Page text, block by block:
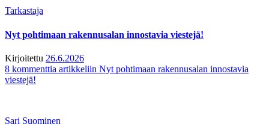
Tarkastaja
Nyt pohtimaan rakennusalan innostavia viestejä!
Kirjoitettu 26.6.2026
8 kommenttia artikkeliin Nyt pohtimaan rakennusalan innostavia
viestejä!
Sari Suominen